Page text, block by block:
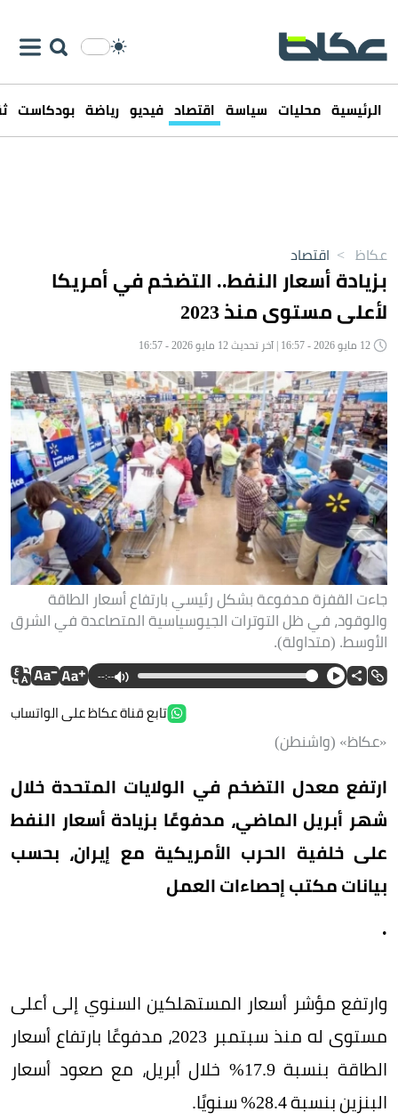
الرئيسية محليات سياسة اقتصاد فيديو رياضة بودكاست
عكاظ > اقتصاد
بزيادة أسعار النفط.. التضخم في أمريكا
لأعلى مستوى منذ 2023
جاءت القفزة مدفوعة بشكل رئيسي بارتفاع أسعار الطاقة
والوقود، في ظل التوترات الجيوسياسية المتصاعدة في الشرق
الأوسط. (متداولة).
--:--
تابع قناة عكاظ على الواتساب
«عكاظ» (واشنطن)
ارتفع معدل التضخم في الولايات المتحدة خلال
شهر أبريل الماضي، مدفوعًا بزيادة أسعار النفط
على خلفية الحرب الأمريكية مع إيران، بحسب
بيانات مكتب إحصاءات العمل
.
وارتفع مؤشر أسعار المستهلكين السنوي إلى أعلى
مستوى له منذ سبتمبر 2023، مدفوعًا بارتفاع أسعار
الطاقة بنسبة 17.9% خلال أبريل، مع صعود أسعار
البنزين بنسبة 28.4% سنويًا.